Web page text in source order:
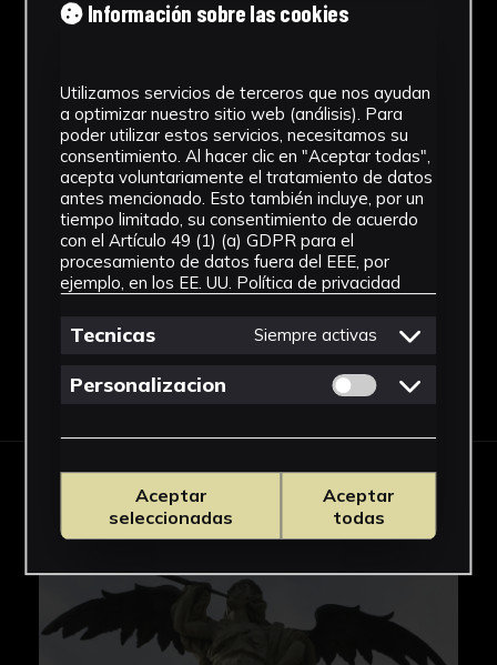
Estilo
Barroco
Ubicación
Rectorado
Ver más
Descargar Ficha
IMÁGENES
Información sobre las cookies
Utilizamos servicios de terceros que nos ayudan
a optimizar nuestro sitio web (análisis). Para
poder utilizar estos servicios, necesitamos su
consentimiento. Al hacer clic en "Aceptar todas",
acepta voluntariamente el tratamiento de datos
antes mencionado. Esto también incluye, por un
tiempo limitado, su consentimiento de acuerdo
con el Artículo 49 (1) (a) GDPR para el
procesamiento de datos fuera del EEE, por
ejemplo, en los EE. UU. Política de privacidad
Tecnicas Siempre activas
Personalizacion Permitir cookies
Aceptar
seleccionadas
Aceptar
todas